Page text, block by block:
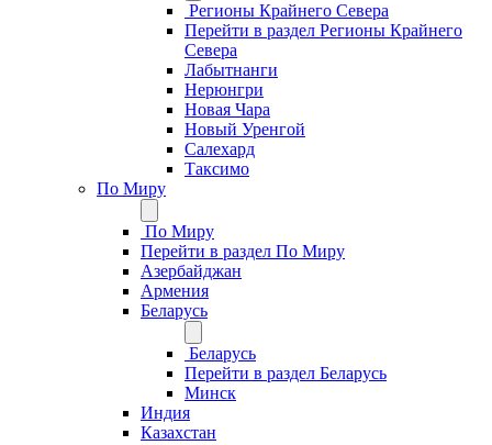
Регионы Крайнего Севера
Перейти в раздел Регионы Крайнего
Севера
Лабытнанги
Нерюнгри
Новая Чара
Новый Уренгой
Салехард
Таксимо
По Миру
По Миру
Перейти в раздел По Миру
Азербайджан
Армения
Беларусь
Беларусь
Перейти в раздел Беларусь
Минск
Индия
Казахстан